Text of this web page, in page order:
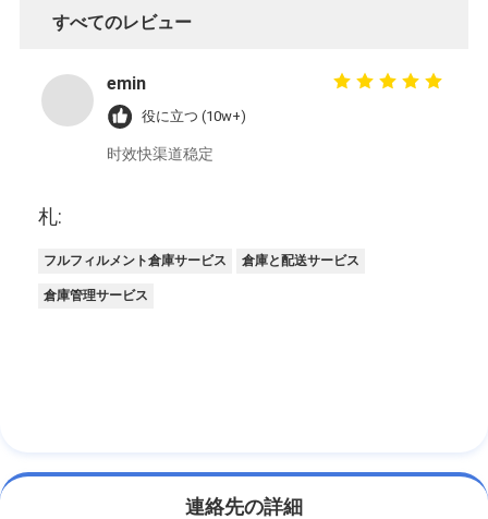
すべてのレビュー
emin
役に立つ (10w+)
时效快渠道稳定
札:
フルフィルメント倉庫サービス 倉庫と配送サービス
倉庫管理サービス
連絡先の詳細